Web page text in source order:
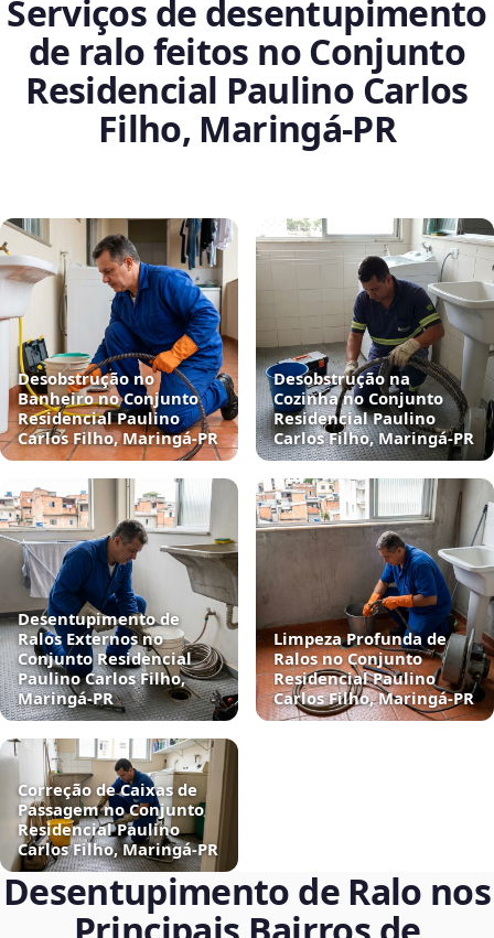
Serviços de desentupimento
de ralo feitos no Conjunto
Residencial Paulino Carlos
Filho, Maringá‑PR
Desobstrução no
Banheiro no Conjunto
Residencial Paulino
Carlos Filho, Maringá‑PR
Desobstrução na
Cozinha no Conjunto
Residencial Paulino
Carlos Filho, Maringá‑PR
Desentupimento de
Ralos Externos no
Conjunto Residencial
Paulino Carlos Filho,
Maringá‑PR
Limpeza Profunda de
Ralos no Conjunto
Residencial Paulino
Carlos Filho, Maringá‑PR
Correção de Caixas de
Passagem no Conjunto
Residencial Paulino
Carlos Filho, Maringá‑PR
Desentupimento de Ralo nos